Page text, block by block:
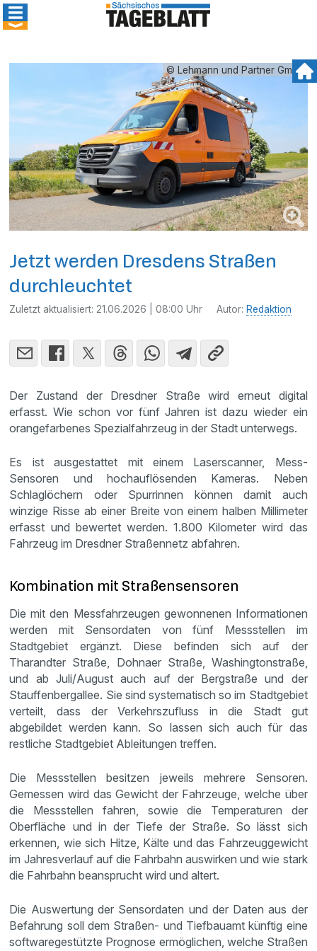
© Lehmann und Partner GmbH
Jetzt werden Dresdens Straßen
durchleuchtet
Zuletzt aktualisiert: 21.06.2026 | 08:00 Uhr Autor: Redaktion
Der Zustand der Dresdner Straße wird erneut digital
erfasst. Wie schon vor fünf Jahren ist dazu wieder ein
orangefarbenes Spezialfahrzeug in der Stadt unterwegs.
Es ist ausgestattet mit einem Laserscanner, Mess-
Sensoren und hochauflösenden Kameras. Neben
Schlaglöchern oder Spurrinnen können damit auch
winzige Risse ab einer Breite von einem halben Millimeter
erfasst und bewertet werden. 1.800 Kilometer wird das
Fahrzeug im Dresdner Straßennetz abfahren.
Kombination mit Straßensensoren
Die mit den Messfahrzeugen gewonnenen Informationen
werden mit Sensordaten von fünf Messstellen im
Stadtgebiet ergänzt. Diese befinden sich auf der
Tharandter Straße, Dohnaer Straße, Washingtonstraße,
und ab Juli/August auch auf der Bergstraße und der
Stauffenbergallee. Sie sind systematisch so im Stadtgebiet
verteilt, dass der Verkehrszufluss in die Stadt gut
abgebildet werden kann. So lassen sich auch für das
restliche Stadtgebiet Ableitungen treffen.
Die Messstellen besitzen jeweils mehrere Sensoren.
Gemessen wird das Gewicht der Fahrzeuge, welche über
die Messstellen fahren, sowie die Temperaturen der
Oberfläche und in der Tiefe der Straße. So lässt sich
erkennen, wie sich Hitze, Kälte und das Fahrzeuggewicht
im Jahresverlauf auf die Fahrbahn auswirken und wie stark
die Fahrbahn beansprucht wird und altert.
Die Auswertung der Sensordaten und der Daten aus der
Befahrung soll dem Straßen- und Tiefbauamt künftig eine
softwaregestützte Prognose ermöglichen, welche Straßen